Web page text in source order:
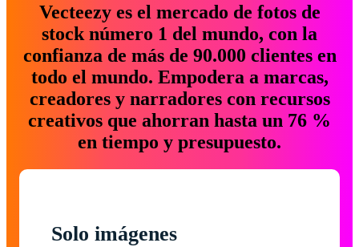
Vecteezy es el mercado de fotos de
stock número 1 del mundo, con la
confianza de más de 90.000 clientes en
todo el mundo. Empodera a marcas,
creadores y narradores con recursos
creativos que ahorran hasta un 76 %
en tiempo y presupuesto.
Solo imágenes